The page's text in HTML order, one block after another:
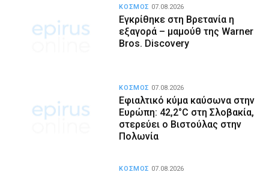
Εγκρίθηκε στη Βρετανία η
εξαγορά – μαμούθ της Warner
Bros. Discovery
ΚΟΣΜΟΣ 07.08.2026
Εφιαλτικό κύμα καύσωνα στην
Ευρώπη: 42,2°C στη Σλοβακία,
στερεύει ο Βιστούλας στην
Πολωνία
ΚΟΣΜΟΣ 07.08.2026
ΚΟΣΜΟΣ 07.08.2026